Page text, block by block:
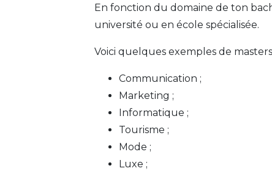
En fonction du domaine de ton
université ou en école spécialisée.
Voici quelques exemples de
Communication ;
Marketing ;
Informatique ;
Tourisme ;
Mode ;
Luxe ;